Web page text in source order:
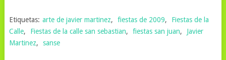
Etiquetas: arte de javier martinez, fiestas de 2009,
Fiestas de la
Calle, Fiestas de la calle san sebastian, fiestas san juan,
Javier
Martinez, sanse